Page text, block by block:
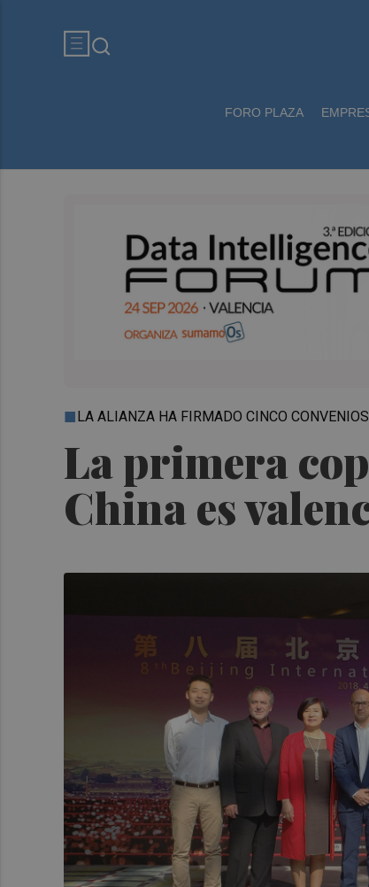
FORO PLAZA
La primera
China es
LA ALIANZA HA FIRMADO CINCO